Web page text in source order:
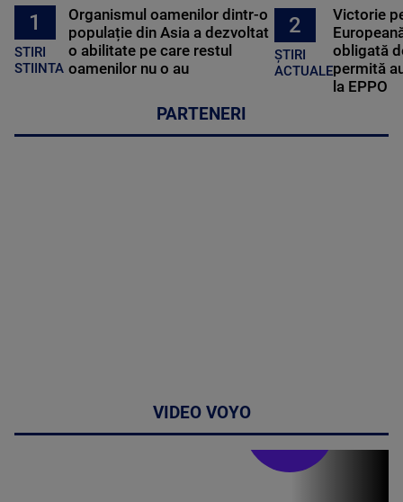
1
STIRI
STIINTA
Organismul oamenilor dintr-o
populație din Asia a dezvoltat
o abilitate pe care restul
oamenilor nu o au
2
ȘTIRI
ACTUALE
Victorie
obligată
permită
la EPPO
PARTENERI
VIDEO VOYO